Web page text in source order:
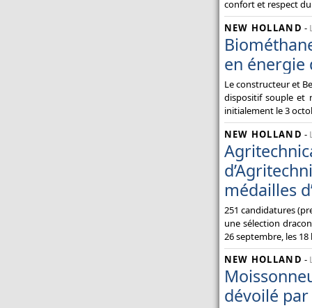
confort et respect
NEW HOLLAND -
en énergie
Le constructeur et
dispositif souple et
initialement le 3
NEW HOLLAND -
médailles
251 candidatures
une sélection
26 septembre, les
NEW HOLLAND -
dévoilé